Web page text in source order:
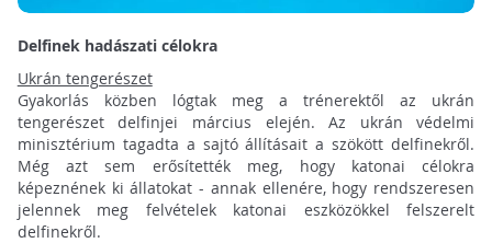
Delfinek hadászati célokra
Ukrán tengerészet
Gyakorlás közben lógtak meg a trénerektől az ukrán
tengerészet delfinjei március elején. Az ukrán védelmi
minisztérium tagadta a sajtó állításait a szökött delfinekről.
Még azt sem erősítették meg, hogy katonai célokra
képeznének ki állatokat - annak ellenére, hogy rendszeresen
jelennek meg felvételek katonai eszközökkel felszerelt
delfinekről.